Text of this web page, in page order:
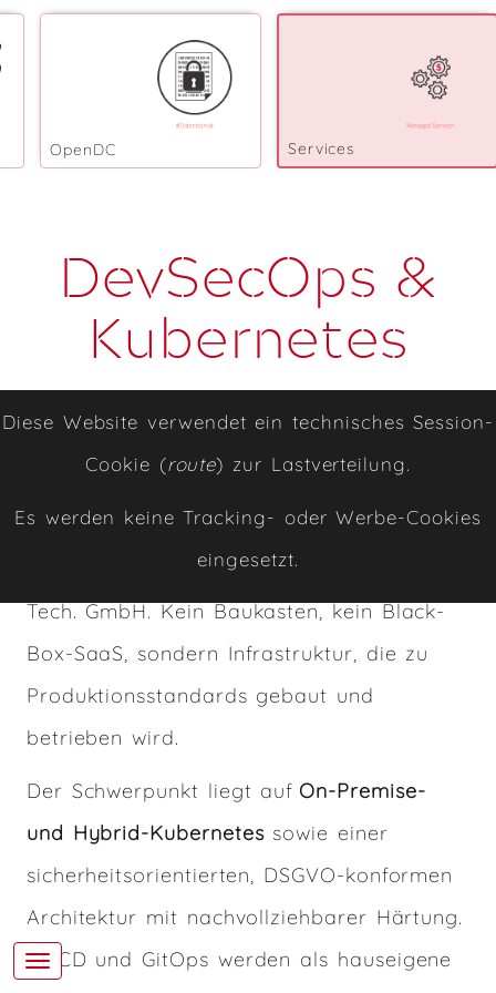
DevSecOps &
Kubernetes
Kubernetes und Security — geliefert durch
René Zingerle im Rahmen der Rothirsch
Tech. GmbH. Kein Baukasten, kein Black-
Box-SaaS, sondern Infrastruktur, die zu
Produktionsstandards gebaut und
betrieben wird.
Der Schwerpunkt liegt auf On-Premise-
und Hybrid-Kubernetessowie einer
sicherheitsorientierten, DSGVO-konformen
Architektur mit nachvollziehbarer Härtung.
CI/CD und GitOps werden als hauseigene
OpenDC Services
Diese Website verwendet ein technisches Session-
Cookie (route) zur Lastverteilung.
Es werden keine Tracking- oder Werbe-Cookies
eingesetzt.